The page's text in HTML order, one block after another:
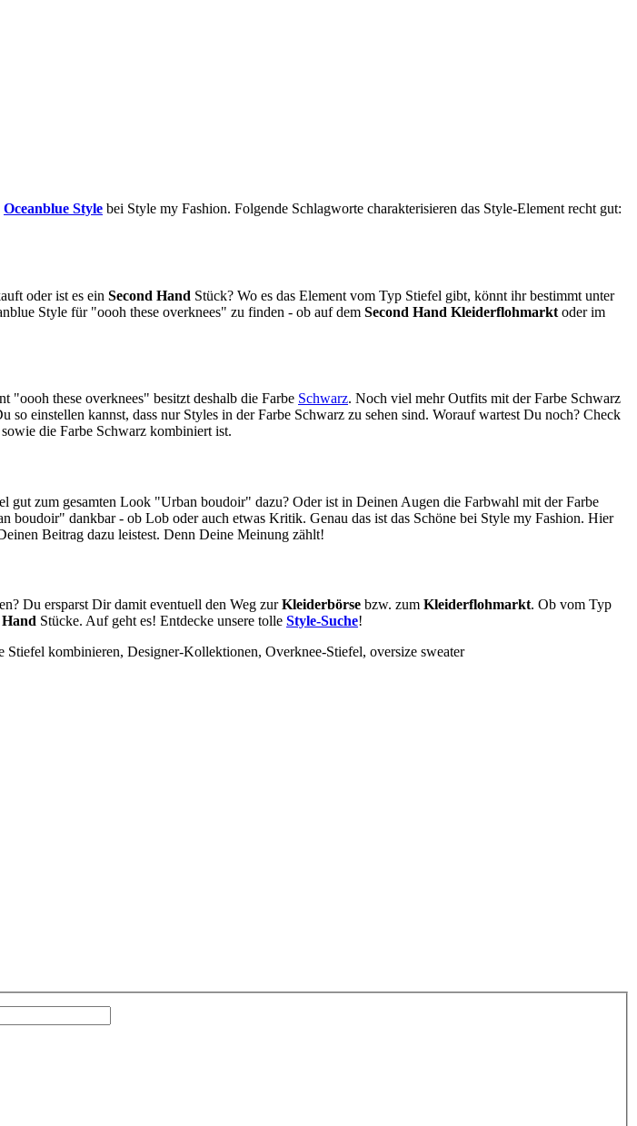
Oceanblue Style bei Style my Fashion. Folgende Schlagworte charakterisieren das Style-Element recht gut:
oder ist es ein Second Hand Stück? Wo es das Element vom Typ Stiefel gibt, könnt ihr bestimmt unter
Style für "oooh these overknees" zu finden - ob auf dem Second Hand Kleiderflohmarkt oder im
"oooh these overknees" besitzt deshalb die Farbe Schwarz. Noch viel mehr Outfits mit der Farbe Schwarz
einstellen kannst, dass nur Styles in der Farbe Schwarz zu sehen sind. Worauf wartest Du noch? Check
die Farbe Schwarz kombiniert ist.
gut zum gesamten Look "Urban boudoir" dazu? Oder ist in Deinen Augen die Farbwahl mit der Farbe
dankbar - ob Lob oder auch etwas Kritik. Genau das ist das Schöne bei Style my Fashion. Hier
Beitrag dazu leistest. Denn Deine Meinung zählt!
Du ersparst Dir damit eventuell den Weg zurKleiderbörse bzw. zum Kleiderflohmarkt. Ob vom Typ
Hand Stücke. Auf geht es! Entdecke unsere tolle Style-Suche!
Stiefel kombinieren, Designer-Kollektionen, Overknee-Stiefel, oversize sweater